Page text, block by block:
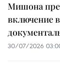
Мишона
включение
30/07/2026